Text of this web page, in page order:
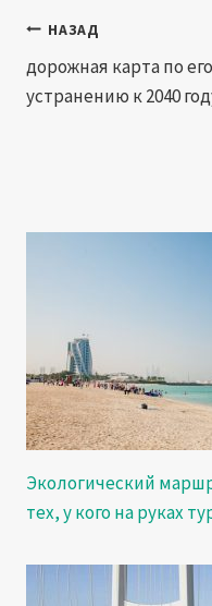
Навигация
по
записям
НАЗАД
дорожная карта по его
устранению к 2040
Экологический
тех, у кого на руках